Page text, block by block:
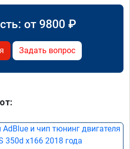
от 9800 ₽
Задать вопрос